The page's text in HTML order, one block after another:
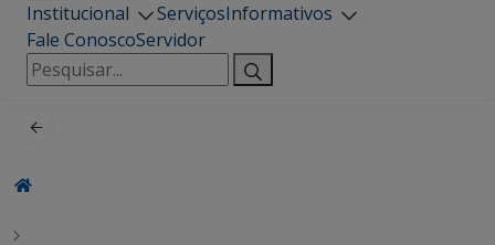
Institucional ServiçosInformativos
Fale ConoscoServidor
Pesquisar
por: